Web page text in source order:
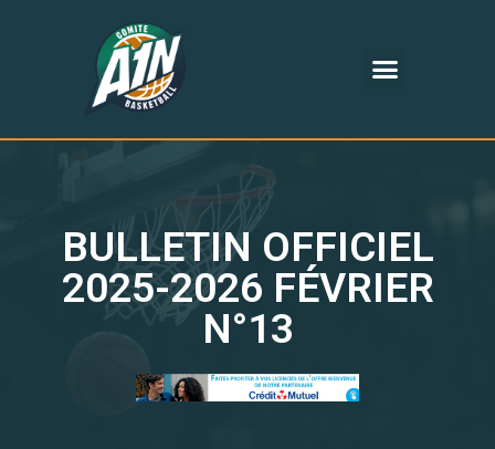
BULLETIN OFFICIEL
2025-2026 FÉVRIER
N°13